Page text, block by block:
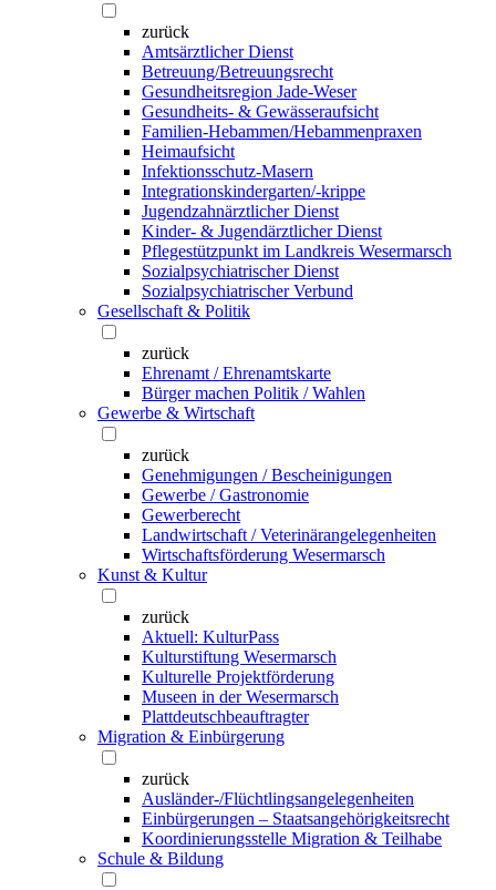
zurück
Amtsärztlicher Dienst
Betreuung/Betreuungsrecht
Gesundheitsregion Jade-Weser
Gesundheits- & Gewässeraufsicht
Familien-Hebammen/Hebammenpraxen
Heimaufsicht
Infektionsschutz-Masern
Integrationskindergarten/-krippe
Jugendzahnärztlicher Dienst
Kinder- & Jugendärztlicher Dienst
Pflegestützpunkt im Landkreis Wesermarsch
Sozialpsychiatrischer Dienst
Sozialpsychiatrischer Verbund
Gesellschaft & Politik
zurück
Ehrenamt / Ehrenamtskarte
Bürger machen Politik / Wahlen
Gewerbe & Wirtschaft
zurück
Genehmigungen / Bescheinigungen
Gewerbe / Gastronomie
Gewerberecht
Landwirtschaft / Veterinärangelegenheiten
Wirtschaftsförderung Wesermarsch
Kunst & Kultur
zurück
Aktuell: KulturPass
Kulturstiftung Wesermarsch
Kulturelle Projektförderung
Museen in der Wesermarsch
Plattdeutschbeauftragter
Migration & Einbürgerung
zurück
Ausländer-/Flüchtlingsangelegenheiten
Einbürgerungen – Staatsangehörigkeitsrecht
Koordinierungsstelle Migration & Teilhabe
Schule & Bildung